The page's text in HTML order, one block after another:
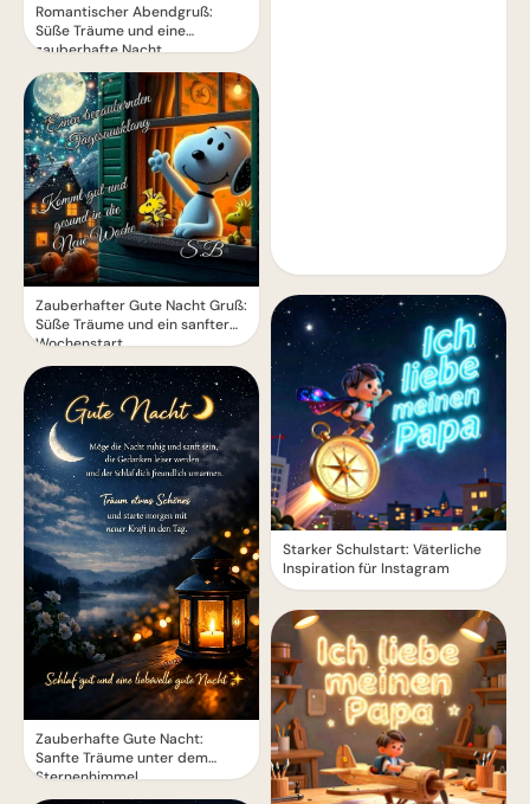
Romantischer Abendgruß:
Süße Träume und eine
zauberhafte Nacht
Zauberhafter Gute Nacht Gruß:
Süße Träume und ein sanfter
Wochenstart
Zauberhafte Gute Nacht:
Sanfte Träume unter dem
Sternenhimmel
Starker Schulstart: Väterliche
Inspiration für Instagram